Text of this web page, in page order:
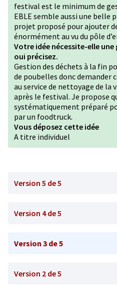
festival est le minimum de
EBLE semble aussi une belle
projet proposé pour ajouter
énormément au vu du pôle
Votre idée nécessite-elle
oui précisez.
Gestion des déchets à la fin
de poubelles donc demander
au service de nettoyage de la
après le festival. Je propose
systématiquement préparé
par un foodtruck.
Vous déposez cette idée
A titre individuel
Version 5 de 5
Version 4 de 5
Version 3 de 5
Version 2 de 5